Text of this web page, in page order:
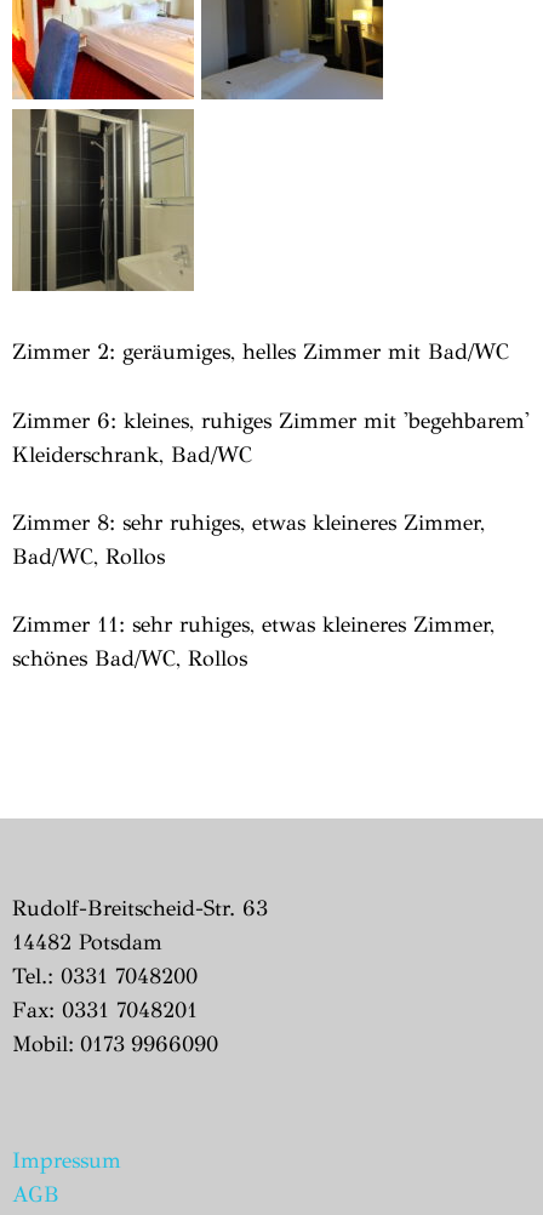
Zimmer 2: geräumiges, helles Zimmer mit Bad/WC
Zimmer 6: kleines, ruhiges Zimmer mit 'begehbarem'
Klei­der­schrank, Bad/WC
Zimmer 8: sehr ruhiges, etwas kleineres Zimmer,
Bad/WC, Rollos
Zimmer 11: sehr ruhiges, etwas kleineres Zimmer,
schönes Bad/WC, Rollos
Rudolf-Breitscheid-Str. 63
14482 Potsdam
Tel.: 0331 7048200
Fax: 0331 7048201
Mobil: 0173 9966090
Impressum
AGB